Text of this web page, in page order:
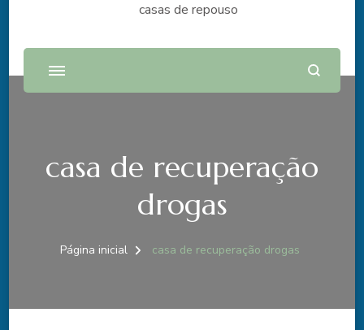
casas de repouso
casa de recuperação
drogas
Página inicial casa de recuperação drogas